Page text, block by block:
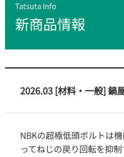
Tatsuta Info
新商品情報
2026.03 [材料・一般] 鍋
NBKの超極低頭ボルトは
ってねじの戻り回転を抑